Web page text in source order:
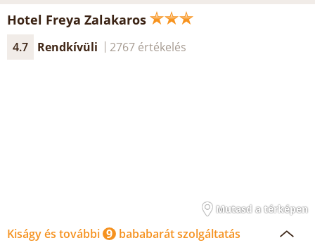
Hotel Freya Zalakaros
4.7 Rendkívüli 2767 értékelés
Mutasd a térképen
Kiságy és további 9 bababarát szolgáltatás